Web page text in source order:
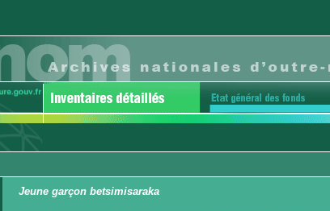
Jeune garçon betsimisaraka